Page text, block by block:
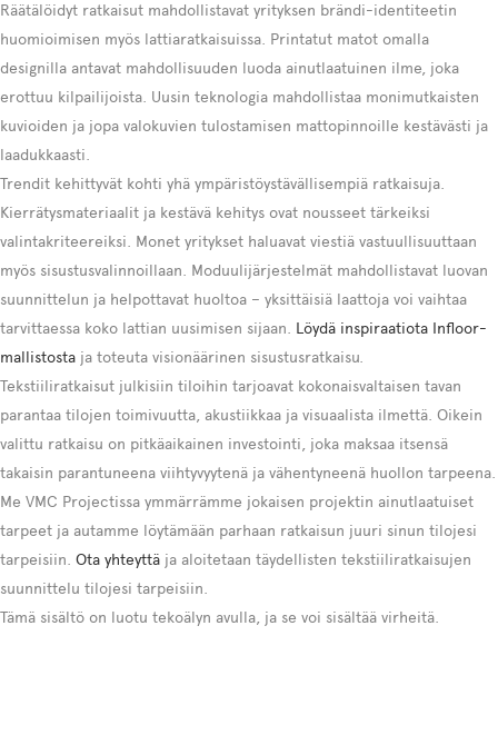
Räätälöidyt ratkaisut mahdollistavat yrityksen brändi-identiteetin
huomioimisen myös lattiaratkaisuissa. Printatut matot omalla
designilla antavat mahdollisuuden luoda ainutlaatuinen ilme, joka
erottuu kilpailijoista. Uusin teknologia mahdollistaa monimutkaisten
kuvioiden ja jopa valokuvien tulostamisen mattopinnoille kestävästi ja
laadukkaasti.
Trendit kehittyvät kohti yhä ympäristöystävällisempiä ratkaisuja.
Kierrätysmateriaalit ja kestävä kehitys ovat nousseet tärkeiksi
valintakriteereiksi. Monet yritykset haluavat viestiä vastuullisuuttaan
myös sisustusvalinnoillaan. Moduulijärjestelmät mahdollistavat luovan
suunnittelun ja helpottavat huoltoa – yksittäisiä laattoja voi vaihtaa
tarvittaessa koko lattian uusimisen sijaan. Löydä inspiraatiota Infloor-
mallistosta ja toteuta visionäärinen sisustusratkaisu.
Tekstiiliratkaisut julkisiin tiloihin tarjoavat kokonaisvaltaisen tavan
parantaa tilojen toimivuutta, akustiikkaa ja visuaalista ilmettä. Oikein
valittu ratkaisu on pitkäaikainen investointi, joka maksaa itsensä
takaisin parantuneena viihtyvyytenä ja vähentyneenä huollon tarpeena.
Me VMC Projectissa ymmärrämme jokaisen projektin ainutlaatuiset
tarpeet ja autamme löytämään parhaan ratkaisun juuri sinun tilojesi
tarpeisiin. Ota yhteyttä ja aloitetaan täydellisten tekstiiliratkaisujen
suunnittelu tilojesi tarpeisiin.
Tämä sisältö on luotu tekoälyn avulla, ja se voi sisältää virheitä.